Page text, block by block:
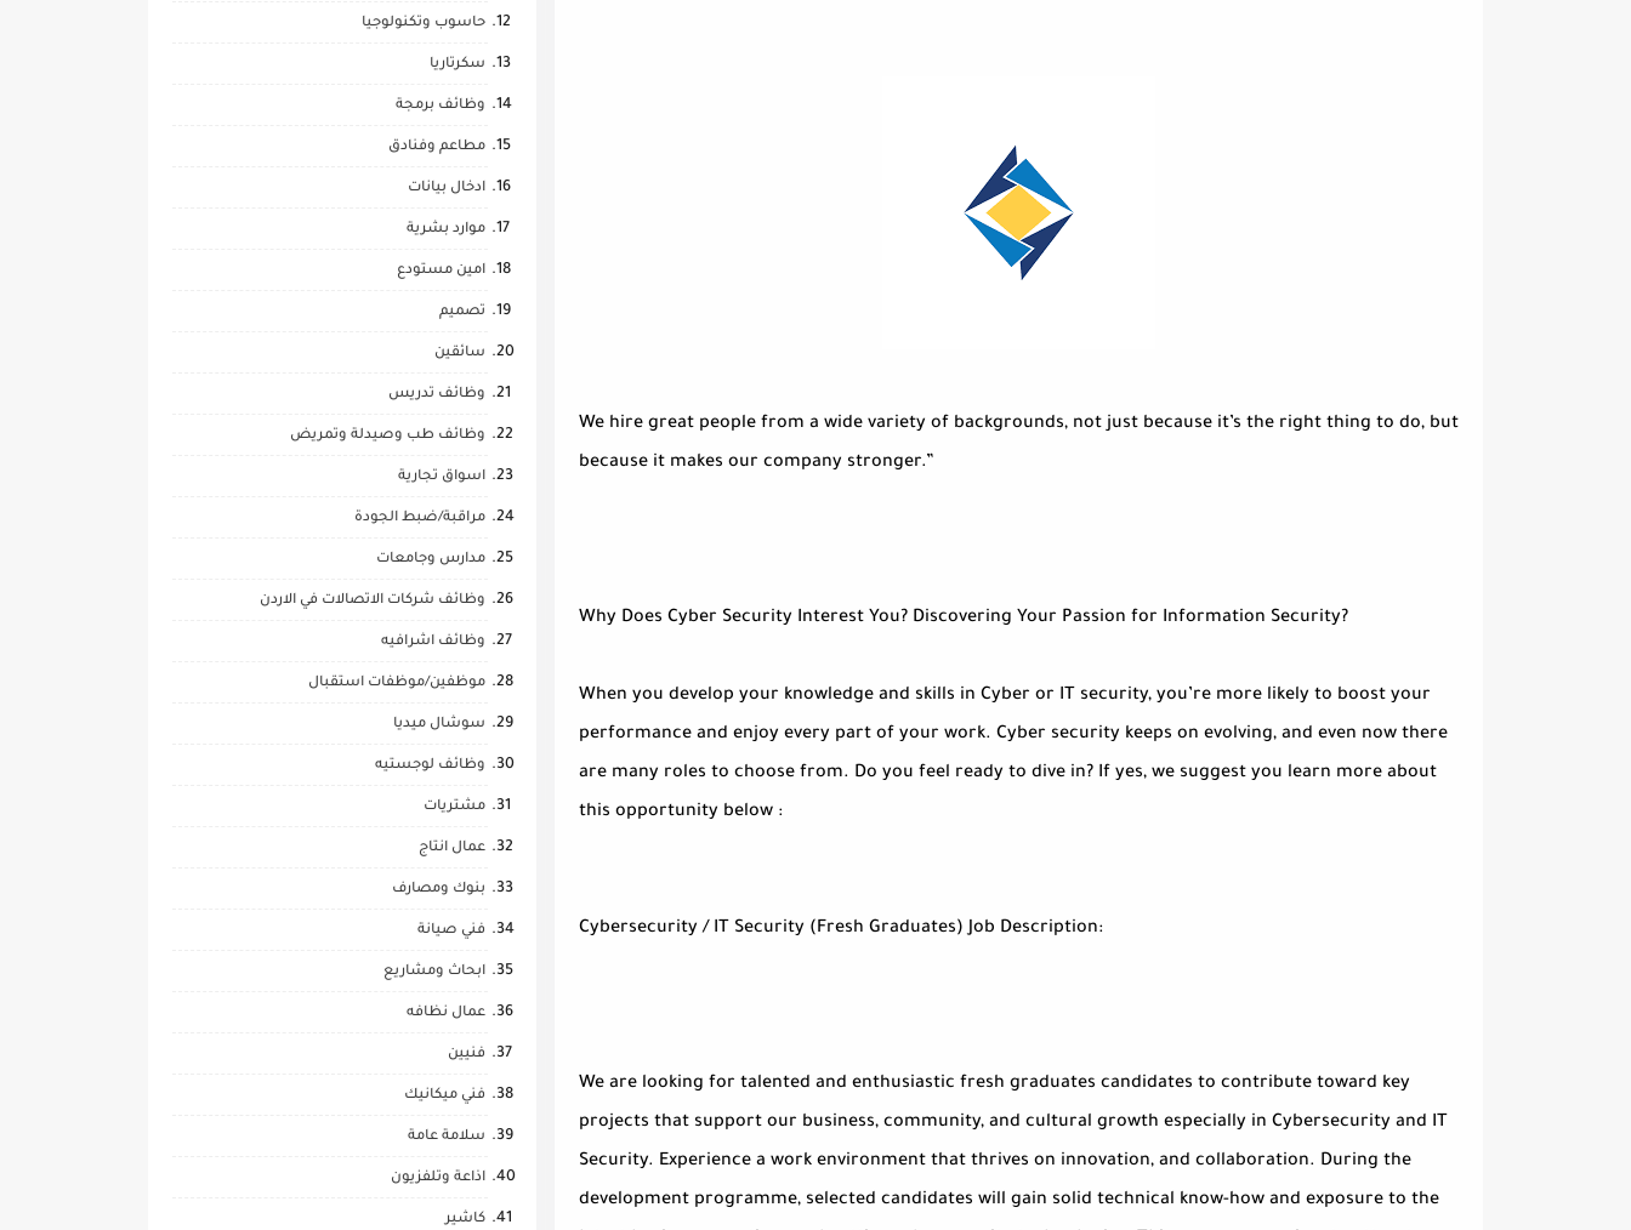
We hire great people from a wide variety of backgrounds, not just because it’s the right thing to do, but
because it makes our company stronger.”
Why Does Cyber Security Interest You? Discovering Your Passion for Information Security?
When you develop your knowledge and skills in Cyber or IT security, you’re more likely to boost your
performance and enjoy every part of your work. Cyber security keeps on evolving, and even now there
are many roles to choose from. Do you feel ready to dive in? If yes, we suggest you learn more about
this opportunity below :
Cybersecurity / IT Security (Fresh Graduates) Job Description:
We are looking for talented and enthusiastic fresh graduates candidates to contribute toward key
projects that support our business, community, and cultural growth especially in Cybersecurity and IT
Security. Experience a work environment that thrives on innovation, and collaboration. During the
development programme, selected candidates will gain solid technical know-how and exposure to the
حاسوب وتكنولوجيا
سكرتاريا
وظائف برمجة
مطاعم وفنادق
ادخال بيانات
موارد بشرية
امين مستودع
تصميم
سائقين
وظائف تدريس
وظائف طب وصيدلة وتمريض
اسواق تجارية
مراقبة/ضبط الجودة
مدارس وجامعات
وظائف شركات الاتصالات في الاردن
وظائف اشرافيه
موظفين/موظفات استقبال
سوشال ميديا
وظائف لوجستيه
مشتريات
عمال انتاج
بنوك ومصارف
فني صيانة
ابحاث ومشاريع
عمال نظافه
فنيين
فني ميكانيك
سلامة عامة
اذاعة وتلفزيون
كاشير